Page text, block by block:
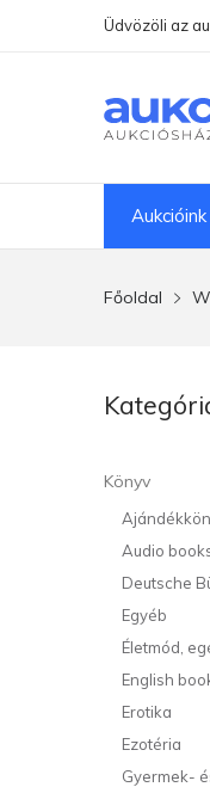
Üdvözöli az
Aukcióink
Főoldal
Könyv
Audio
Deutsche
Egyéb
Életmód,
English
Erotika
Ezotéria
Gyermek-